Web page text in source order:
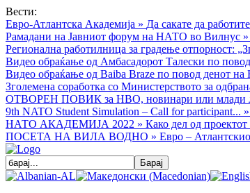
Вести:
Евро-Атлантска Академија » Да сакате да
Рамадани на Јавниот форум на НАТО во Вилнус »
Регионална работилница за градење отпорност:
Видео обраќањe од Амбасадорот Талески по
Видео обраќање од Baiba Braze по повод денот
Зголемена соработка со Министерството за
ОТВОРЕН ПОВИК за НВО, новинари или млади
9th NATO Student Simulation – Call for participant... »
НАТО АКАДЕМИЈА 2022 » Како дел од
ПОСЕТА НА ВИЛА ВОДНО » Евро –